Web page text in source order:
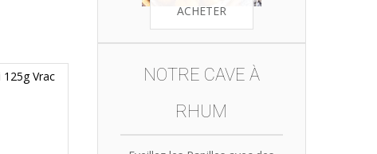
ACHETER
NOTRE CAVE À
RHUM